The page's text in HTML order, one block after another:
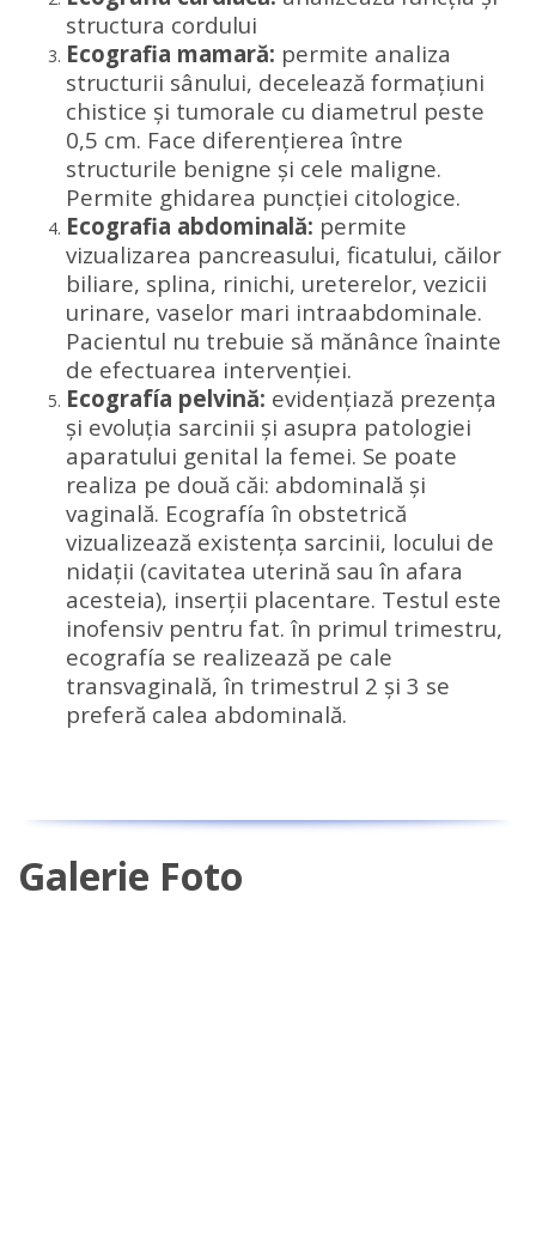
structura cordului
Ecografia mamară: permite analiza
structurii sânului, decelează formațiuni
chistice și tumorale cu diametrul peste
0,5 cm. Face diferențierea între
structurile benigne și cele maligne.
Permite ghidarea puncției citologice.
Ecografia abdominală: permite
vizualizarea pancreasului, ficatului, căilor
biliare, splina, rinichi, ureterelor, vezicii
urinare, vaselor mari intraabdominale.
Pacientul nu trebuie să mănânce înainte
de efectuarea intervenției.
Ecografía pelvină: evidențiază prezenţa
şi evoluţia sarcinii şi asupra patologiei
aparatului genital la femei. Se poate
realiza pe două căi: abdominală şi
vaginală. Ecografía în obstetrică
vizualizează existenţa sarcinii, locului de
nidaţii (cavitatea uterină sau în afara
acesteia), inserţii placentare. Testul este
inofensiv pentru fat. în primul trimestru,
ecografía se realizează pe cale
transvaginală, în trimestrul 2 şi 3 se
preferă calea abdominală.
Galerie Foto